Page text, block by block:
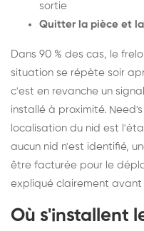
sortie
Quitter la pièce et
Dans 90 % des cas, le
situation se répète soir
c'est en revanche un
installé à proximité.
localisation du nid est
aucun nid n'est identifié,
être facturée pour le
expliqué clairement avant
Où s'installent